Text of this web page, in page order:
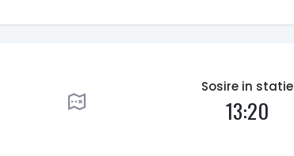
Sosire in statie
13:20